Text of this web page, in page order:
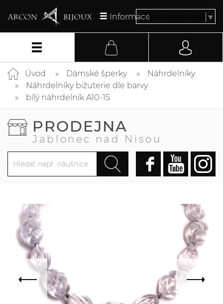
InformaceSelect Language ▼
Úvod Dámské šperky
Náhrdelníky
Náhrdelníky bižuterie dle barvy
bílý náhrdelník A10-15
PRODEJNA
Jablonec nad Nisou